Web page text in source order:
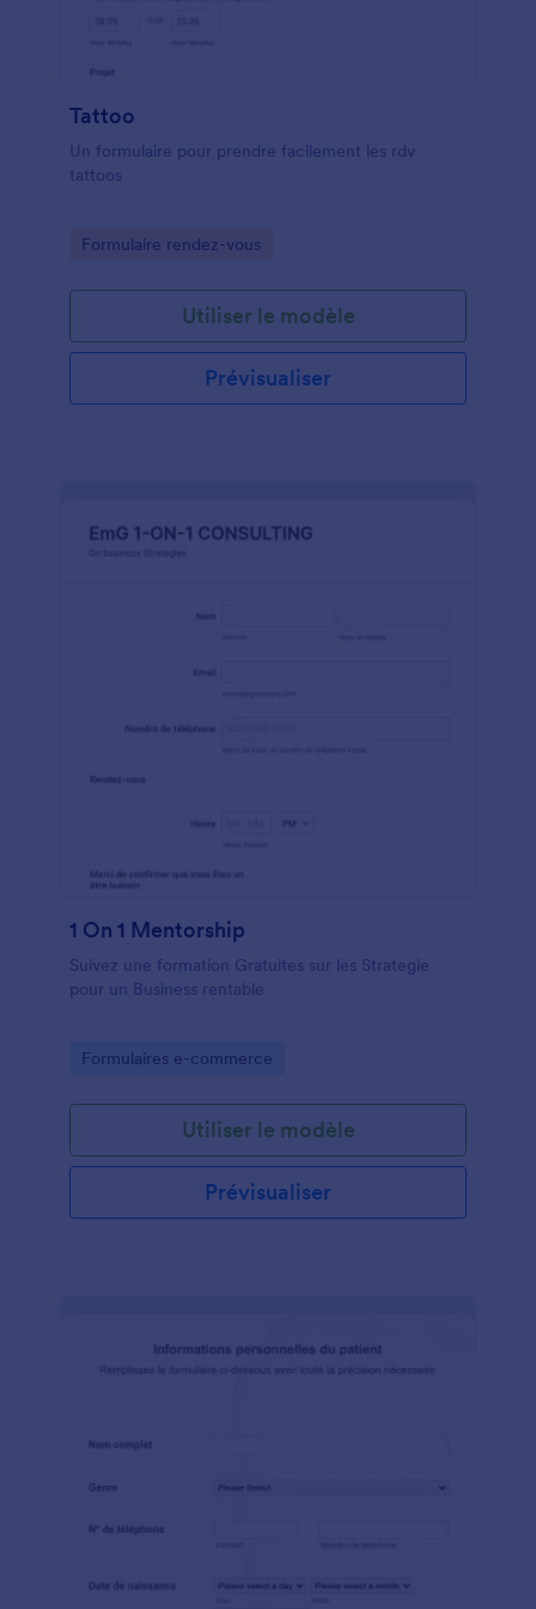
Tattoo
Un formulaire pour prendre facilement les rdv
tattoos
Go to Category:
Formulaire rendez-vous
Utiliser le modèle
Prévisualiser
1 On 1 Mentorship
Suivez une formation Gratuites sur les Strategie
pour un Business rentable
Go to Category:
Formulaires e-commerce
Utiliser le modèle
Prévisualiser